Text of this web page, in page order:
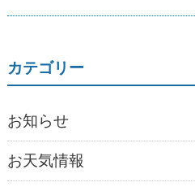
カテゴリー
お知らせ
お天気情報